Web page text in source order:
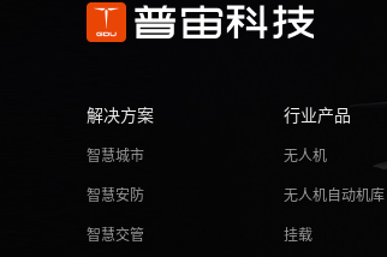
解决方案
智慧城市
智慧安防
智慧交管
行业产品
无人机
无人机自动机库
挂载